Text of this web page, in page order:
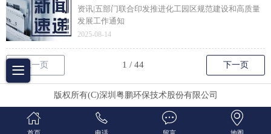
资讯|五部门联合印发推进化工园区规范建设和高质量
发展工作通知
2025-08-14
上一页 下一页
版权所有(C)深圳粤鹏环保技术股份有限公司